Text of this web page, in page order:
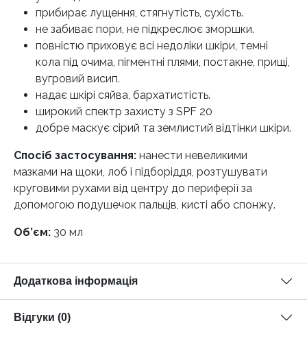
прибирає лущення, стягнутість, сухість.
не забиває пори, не підкреслює зморшки.
повністю приховує всі недоліки шкіри, темні
кола під очима, пігментні плями, постакне, прищі,
вугровий висип.
надає шкірі сяйва, бархатистість.
широкий спектр захисту з SPF 20
добре маскує сірий та землистий відтінки шкіри.
Спосіб застосування: нанести невеликими
мазками на щоки, лоб і підборіддя, розтушувати
круговими рухами від центру до периферії за
допомогою подушечок пальців, кисті або спонжу.
Об’єм: 30 мл
Додаткова інформація
Відгуки (0)